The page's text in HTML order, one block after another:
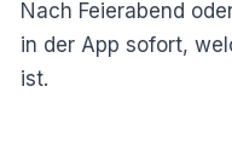
Nach Feierabend
in der App sofort,
ist.